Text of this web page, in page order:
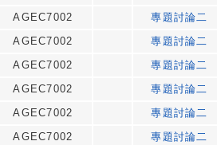
AGEC7002
專題討論二
AGEC7002
專題討論二
AGEC7002
專題討論二
AGEC7002
專題討論二
AGEC7002
專題討論二
AGEC7002
專題討論二